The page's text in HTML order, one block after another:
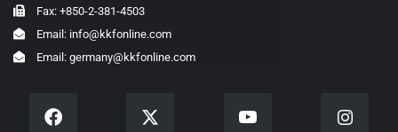
Fax: +850-2-381-4503
Email: info@kkfonline.com
Email: germany@kkfonline.com